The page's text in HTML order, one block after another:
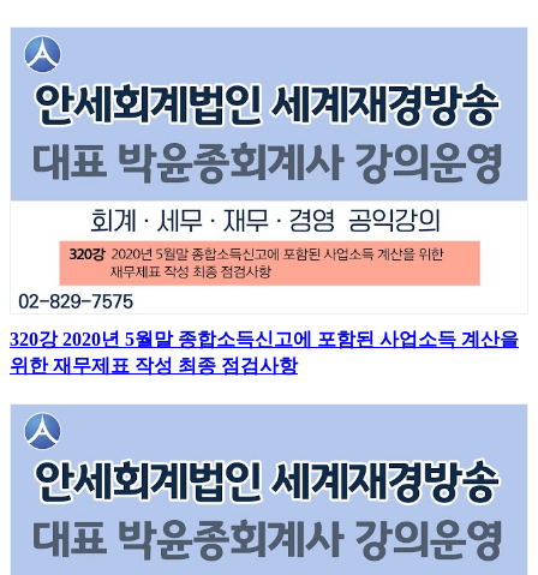
320강 2020년 5월말 종합소득신고에 포함된 사업소득 계산을
위한 재무제표 작성 최종 점검사항